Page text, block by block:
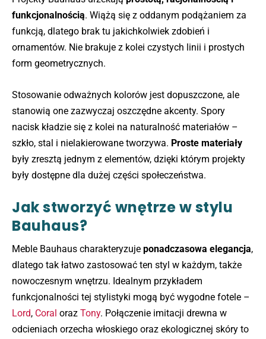
funkcjonalnością. Wiążą się z oddanym podążaniem za
funkcją, dlatego brak tu jakichkolwiek zdobień i
ornamentów. Nie brakuje z kolei czystych linii i prostych
form geometrycznych.
Stosowanie odważnych kolorów jest dopuszczone, ale
stanowią one zazwyczaj oszczędne akcenty. Spory
nacisk kładzie się z kolei na naturalność materiałów –
szkło, stal i nielakierowane tworzywa. Proste materiały
były zresztą jednym z elementów, dzięki którym projekty
były dostępne dla dużej części społeczeństwa.
Jak stworzyć wnętrze w stylu
Bauhaus?
Meble Bauhaus charakteryzuje ponadczasowa elegancja,
dlatego tak łatwo zastosować ten styl w każdym, także
nowoczesnym wnętrzu. Idealnym przykładem
funkcjonalności tej stylistyki mogą być wygodne fotele –
Lord, Coral oraz Tony. Połączenie imitacji drewna w
odcieniach orzecha włoskiego oraz ekologicznej skóry to